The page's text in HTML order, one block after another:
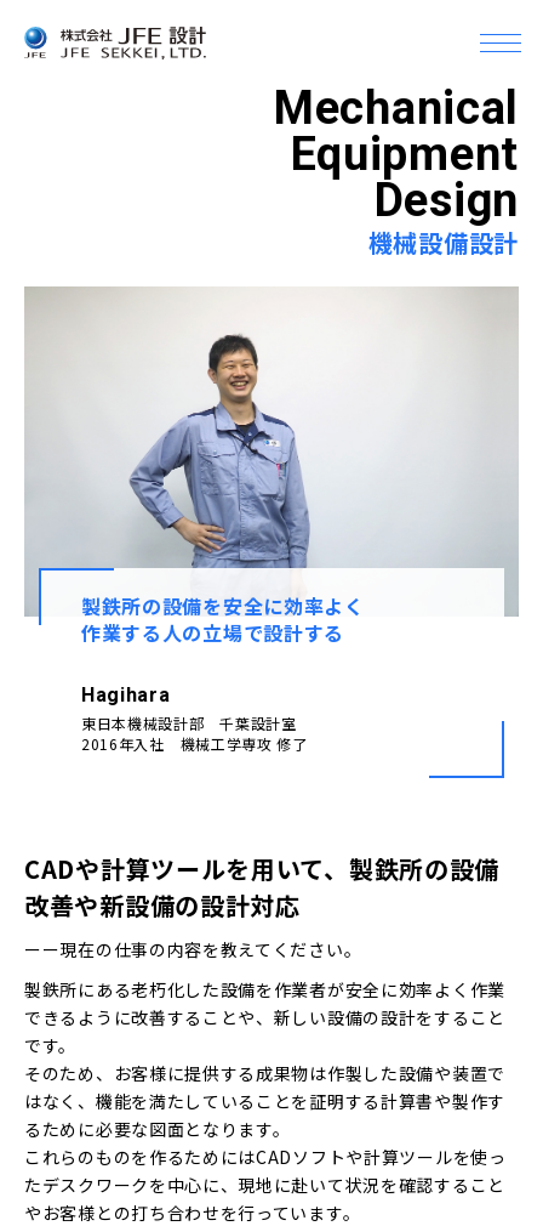
メ
ニ
ュ
ー
を
開
く
会社概要
アクセス・事業所一覧
グループ会社
JFEグループとの関係
建築設計＆デザイン
機械設備設計
CM（コンストラクション・マネジメント）
募集要項
社員インタビュー
Mechanical
Equipment
Design
機械設備設計
製鉄所の設備を安全に効率よく
作業する人の立場で設計する
Hagihara
東日本機械設計部 千葉設計室
2016年入社 機械工学専攻 修了
CADや計算ツールを用いて、製鉄所の設備
改善や新設備の設計対応
ーー現在の仕事の内容を教えてください。
製鉄所にある老朽化した設備を作業者が安全に効率よく作業
できるように改善することや、新しい設備の設計をすること
です。
そのため、お客様に提供する成果物は作製した設備や装置で
はなく、機能を満たしていることを証明する計算書や製作す
るために必要な図面となります。
これらのものを作るためにはCADソフトや計算ツールを使っ
たデスクワークを中心に、現地に赴いて状況を確認すること
やお客様との打ち合わせを行っています。